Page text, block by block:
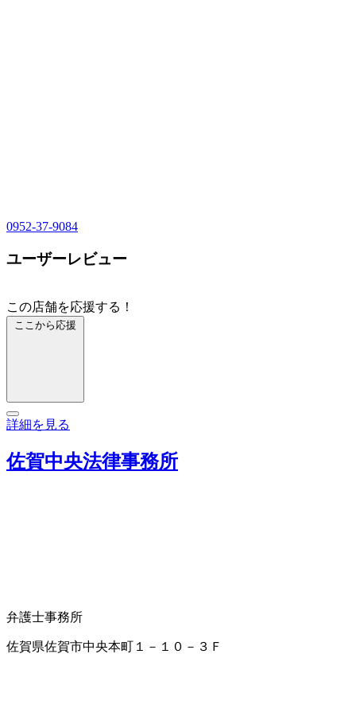
0952-37-9084
ユーザーレビュー
この店舗を応援する！
ここから応援
詳細を見る
佐賀中央法律事務所
弁護士事務所
佐賀県佐賀市中央本町１－１０－３Ｆ